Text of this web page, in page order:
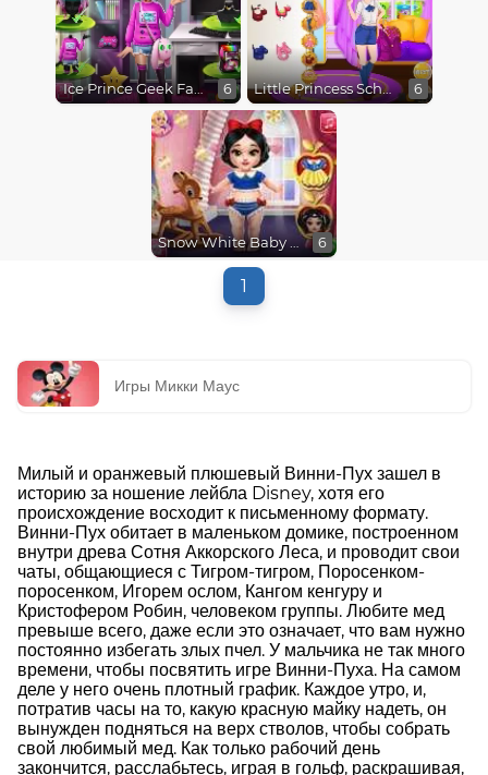
Ice Prince Geek Fashion 6 Little Princess School Prep 6
Snow White Baby Bath 6
1
Игры Микки Маус
Милый и оранжевый плюшевый Винни-Пух зашел в
историю за ношение лейбла Disney, хотя его
происхождение восходит к письменному формату.
Винни-Пух обитает в маленьком домике, построенном
внутри древа Сотня Аккорского Леса, и проводит свои
чаты, общающиеся с Тигром-тигром, Поросенком-
поросенком, Игорем ослом, Кангом кенгуру и
Кристофером Робин, человеком группы. Любите мед
превыше всего, даже если это означает, что вам нужно
постоянно избегать злых пчел. У мальчика не так много
времени, чтобы посвятить игре Винни-Пуха. На самом
деле у него очень плотный график. Каждое утро, и,
потратив часы на то, какую красную майку надеть, он
вынужден подняться на верх стволов, чтобы собрать
свой любимый мед. Как только рабочий день
закончится, расслабьтесь, играя в гольф, раскрашивая,